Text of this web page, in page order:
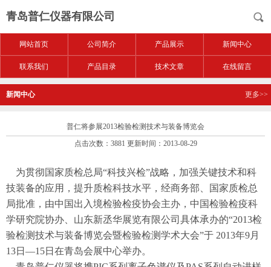
青岛普仁仪器有限公司
网站首页 公司简介 产品展示 新闻中心
联系我们 产品目录 技术文章 在线留言
新闻中心 更多>>
普仁将参展2013检验检测技术与装备博览会
点击次数：3881 更新时间：2013-08-29
为贯彻国家质检总局“科技兴检”战略，加强关键技术和科
技装备的应用，提升质检科技水平，经商务部、国家质检总
局批准，由中国出入境检验检疫协会主办，中国检验检疫科
学研究院协办、山东新丞华展览有限公司具体承办的“2013检
验检测技术与装备博览会暨检验检测学术大会”于 2013年9月
13日—15日在青岛会展中心举办。